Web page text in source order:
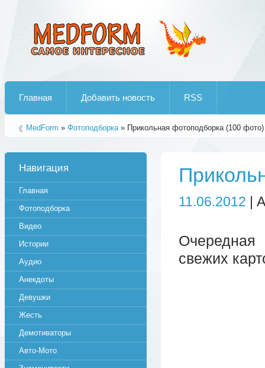
Главная Добавить новость RSS
MedForm » Фотоподборка» Прикольная фотоподборка (100 фото)
11.06.2012 |
свежих
Навигация
Главная
Фотоподборка
Видео
Истории
Аудио
Анекдоты
Девушки
Жесть
Демотиваторы
Авто-Мото